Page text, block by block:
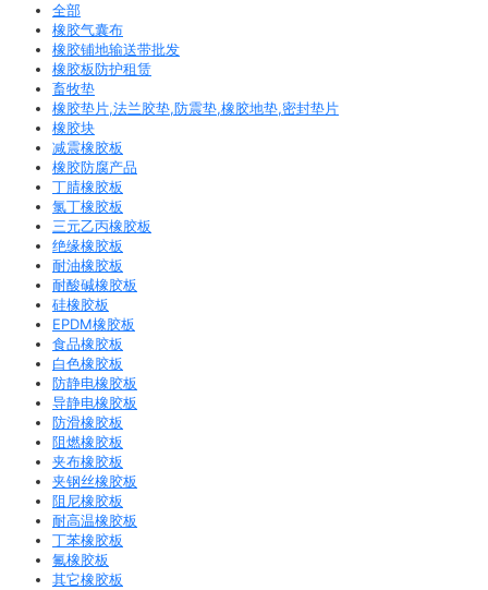
全部
橡胶气囊布
橡胶铺地输送带批发
橡胶板防护租赁
畜牧垫
橡胶垫片,法兰胶垫,防震垫,橡胶地垫,密封垫片
橡胶块
减震橡胶板
橡胶防腐产品
丁腈橡胶板
氯丁橡胶板
三元乙丙橡胶板
绝缘橡胶板
耐油橡胶板
耐酸碱橡胶板
硅橡胶板
EPDM橡胶板
食品橡胶板
白色橡胶板
防静电橡胶板
导静电橡胶板
防滑橡胶板
阻燃橡胶板
夹布橡胶板
夹钢丝橡胶板
阻尼橡胶板
耐高温橡胶板
丁苯橡胶板
氟橡胶板
其它橡胶板